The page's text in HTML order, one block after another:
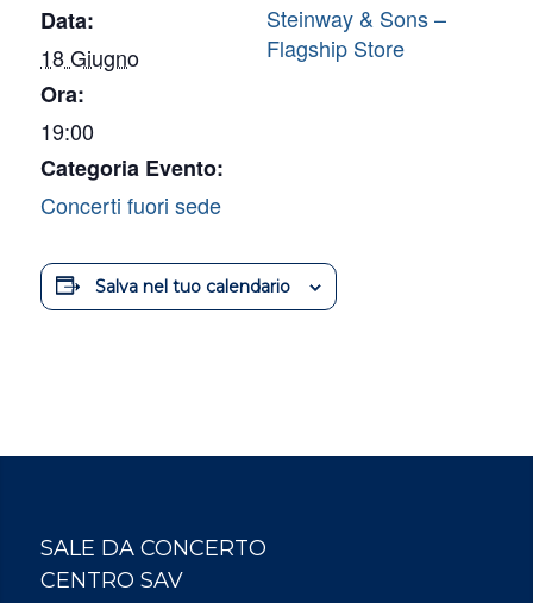
Data:
18 Giugno
Ora:
19:00
Categoria Evento:
Concerti fuori sede
Steinway & Sons –
Flagship Store
Salva nel tuo calendario
SALE DA CONCERTO
CENTRO SAV